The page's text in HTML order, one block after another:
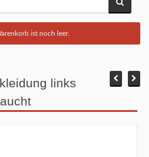
ist noch leer.
links